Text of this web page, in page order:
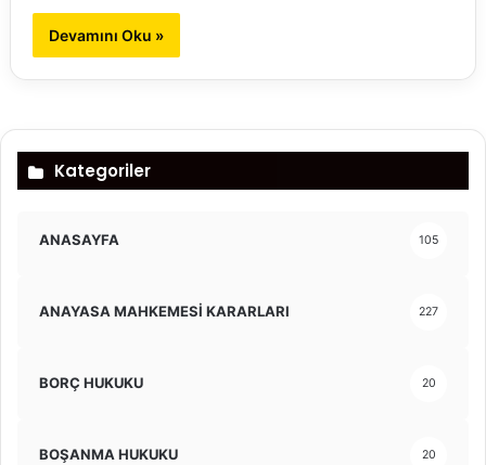
Devamını Oku »
Kategoriler
ANASAYFA 105
ANAYASA MAHKEMESİ KARARLARI 227
BORÇ HUKUKU 20
BOŞANMA HUKUKU 20